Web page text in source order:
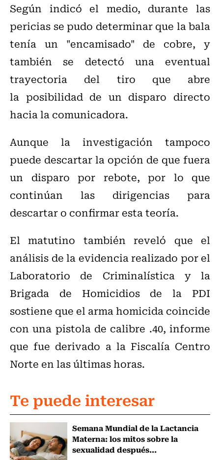
Según indicó el medio, durante las
pericias se pudo determinar que la bala
tenía un "encamisado" de cobre, y
también se detectó una eventual
trayectoria del tiro que abre
la posibilidad de un disparo directo
hacia la comunicadora.
Aunque la investigación tampoco
puede descartar la opción de que fuera
un disparo por rebote, por lo que
continúan las dirigencias para
descartar o confirmar esta teoría.
El matutino también reveló que el
análisis de la evidencia realizado por el
Laboratorio de Criminalística y la
Brigada de Homicidios de la PDI
sostiene que el arma homicida coincide
con una pistola de calibre .40, informe
que fue derivado a la Fiscalía Centro
Norte en las últimas horas.
Te puede interesar
Semana Mundial de la Lactancia
Materna: los mitos sobre la
sexualidad después...